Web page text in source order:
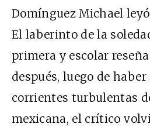
Domínguez Michael
El laberinto de la
primera y escolar
después, luego de
corrientes turbulentas
mexicana, el crítico